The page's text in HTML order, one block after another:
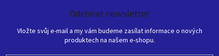
Odebírat newsletter
Vložte svůj e-mail a my vám budeme zasílat informace o nových
produktech na našem e-shopu.